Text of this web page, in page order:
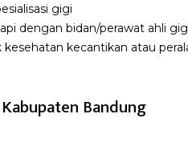
gigi
dengan bidan/perawat ahli
kecantikan atau
Bandung